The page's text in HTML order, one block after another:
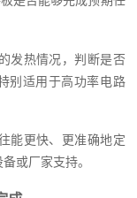
发热情况，判断是否
别适用于高功率电路
能更快、更准确地定
或厂家支持。